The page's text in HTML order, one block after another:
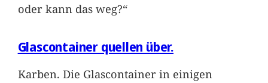
oder kann das weg?“
Glascontainer quellen über.
Karben. Die Glascontainer in einigen